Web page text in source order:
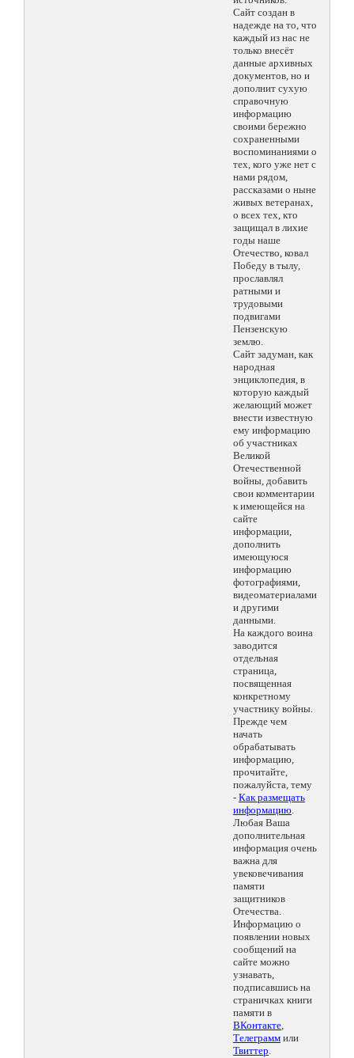
Сайт создан в
надежде на то, что
каждый из нас не
только внесёт
данные архивных
документов, но и
дополнит сухую
справочную
информацию
своими бережно
сохраненными
воспоминаниями о
тех, кого уже нет с
нами рядом,
рассказами о ныне
живых ветеранах,
о всех тех, кто
защищал в лихие
годы наше
Отечество, ковал
Победу в тылу,
прославлял
ратными и
трудовыми
подвигами
Пензенскую
землю.
Сайт задуман, как
народная
энциклопедия, в
которую каждый
желающий может
внести известную
ему информацию
об участниках
Великой
Отечественной
войны, добавить
свои комментарии
к имеющейся на
сайте
информации,
дополнить
имеющуюся
информацию
фотографиями,
видеоматериалами
и другими
данными.
На каждого воина
заводится
отдельная
страница,
посвященная
конкретному
участнику войны.
Прежде чем
начать
обрабатывать
информацию,
прочитайте,
пожалуйста, тему
- Как размещать
информацию.
Любая Ваша
дополнительная
информация очень
важна для
увековечивания
памяти
защитников
Отечества.
Информацию о
появлении новых
сообщений на
сайте можно
узнавать,
подписавшись на
страничках книги
памяти в
ВКонтакте,
Телеграмм или
Твиттер.